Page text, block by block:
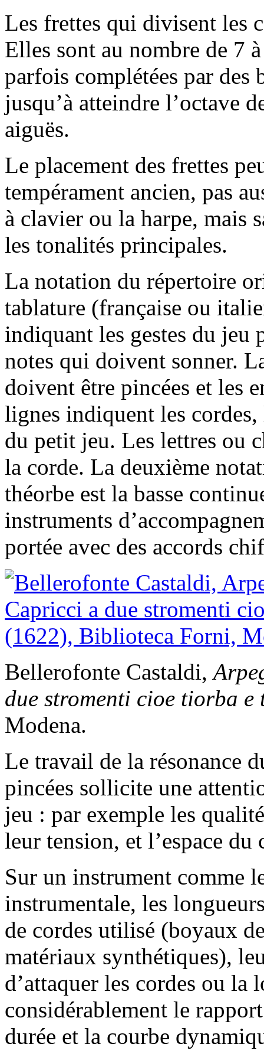
Les frettes qui divisent les
Elles sont au nombre de 7
parfois complétées par des
jusqu’à atteindre l’octave
aiguës.
Le placement des frettes
tempérament ancien, pas
à clavier ou la harpe, mais
les tonalités principales.
La notation du répertoire
tablature (française ou
indiquant les gestes du jeu
notes qui doivent sonner.
doivent être pincées et les
lignes indiquent les
du petit jeu. Les lettres ou
la corde. La deuxième
théorbe est la basse
instruments
portée avec des accords
Bellerofonte Castaldi,
due stromenti cioe tiorba
Modena.
Le travail de la résonance
pincées sollicite une
jeu : par exemple les
leur tension, et l’espace du
Sur un instrument comme
instrumentale, les
de cordes utilisé (boyaux
matériaux synthétiques),
d’attaquer les cordes ou
considérablement le
durée et la courbe